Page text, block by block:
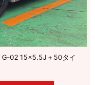
G-02 15×5.5J＋50タイ